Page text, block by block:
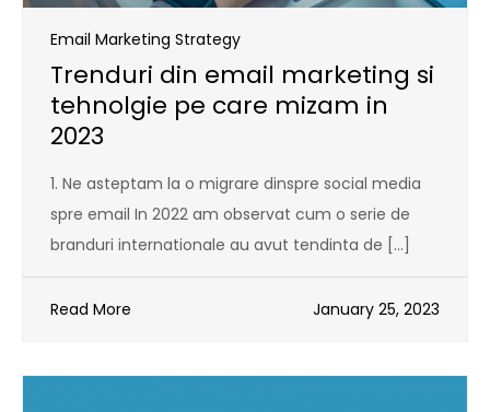
Email Marketing Strategy
Trenduri din email marketing si
tehnolgie pe care mizam in
2023
1. Ne asteptam la o migrare dinspre social media
spre email In 2022 am observat cum o serie de
branduri internationale au avut tendinta de […]
Read More January 25, 2023